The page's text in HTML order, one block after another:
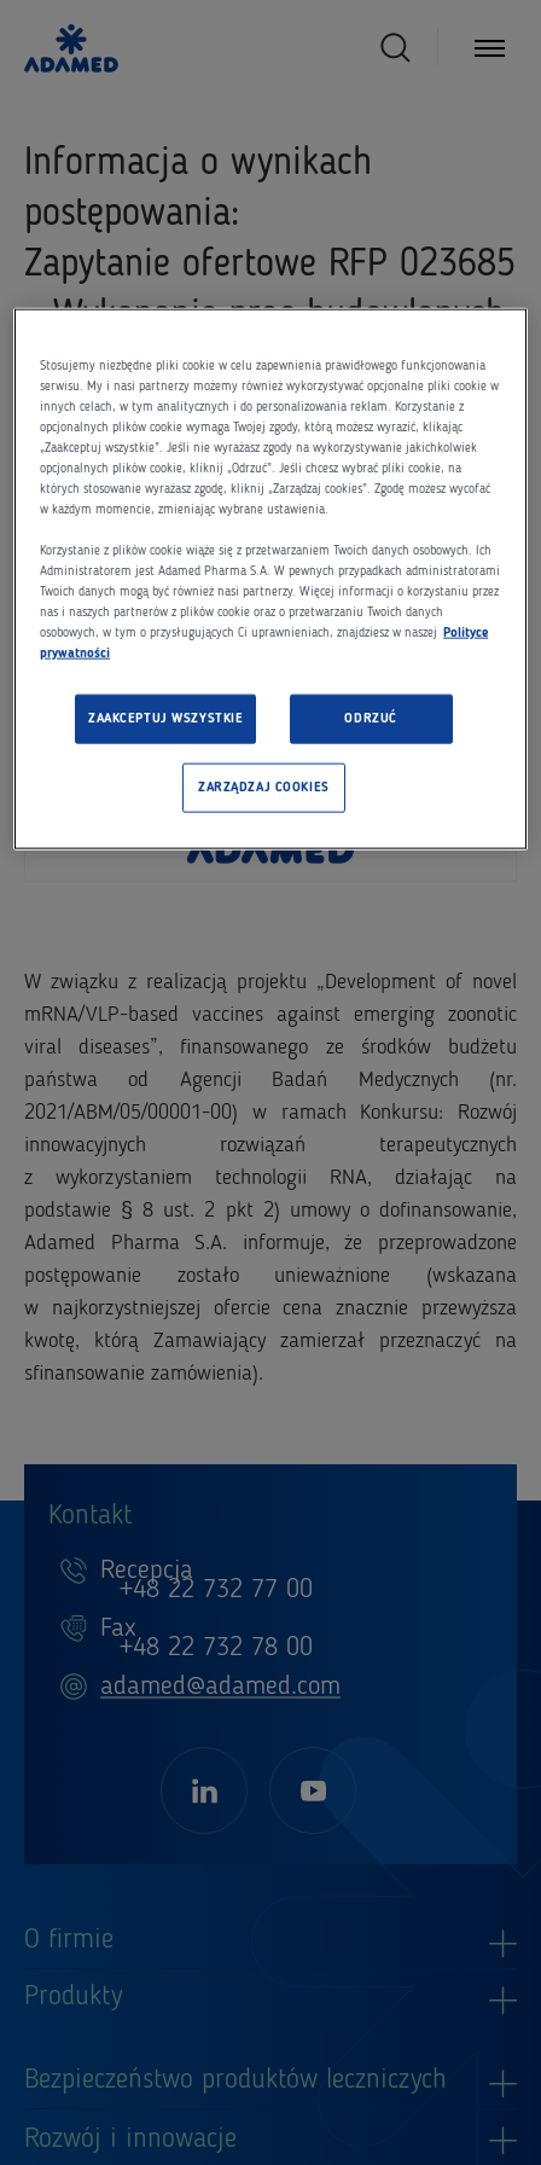
Informacja o wynikach
postępowania:
Zapytanie ofertowe RFP 023685
– Wykonanie prac budowlanych
w Kajetanach w ramach
projektu „Development of novel
mRNA/VLP-based vaccines
against emerging zoonotic viral
diseases”
W związku z realizacją projektu „Development of novel
mRNA/VLP-based vaccines against emerging zoonotic
viral diseases”, finansowanego ze środków budżetu
państwa od Agencji Badań Medycznych (nr.
2021/ABM/05/00001-00) w ramach Konkursu: Rozwój
innowacyjnych rozwiązań terapeutycznych
z wykorzystaniem technologii RNA, działając na
podstawie § 8 ust. 2 pkt 2) umowy o dofinansowanie,
Adamed Pharma S.A. informuje, że przeprowadzone
postępowanie zostało unieważnione (wskazana
w najkorzystniejszej ofercie cena znacznie przewyższa
kwotę, którą Zamawiający zamierzał przeznaczyć na
sfinansowanie zamówienia).
O firmie
Produkty
Bezpieczeństwo produktów leczniczych
Rozwój i innowacje
Kontakt
Recepcja
+48 22 732 77 00
Fax
+48 22 732 78 00
adamed@adamed.com
Stosujemy niezbędne pliki cookie w celu zapewnienia prawidłowego funkcjonowania
serwisu. My i nasi partnerzy możemy również wykorzystywać opcjonalne pliki cookie w
innych celach, w tym analitycznych i do personalizowania reklam. Korzystanie z
opcjonalnych plików cookie wymaga Twojej zgody, którą możesz wyrazić, klikając
„Zaakceptuj wszystkie”. Jeśli nie wyrażasz zgody na wykorzystywanie jakichkolwiek
opcjonalnych plików cookie, kliknij „Odrzuć”. Jeśli chcesz wybrać pliki cookie, na
których stosowanie wyrażasz zgodę, kliknij „Zarządzaj cookies”. Zgodę możesz wycofać
w każdym momencie, zmieniając wybrane ustawienia.
Korzystanie z plików cookie wiąże się z przetwarzaniem Twoich danych osobowych. Ich
Administratorem jest Adamed Pharma S.A. W pewnych przypadkach administratorami
Twoich danych mogą być również nasi partnerzy. Więcej informacji o korzystaniu przez
nas i naszych partnerów z plików cookie oraz o przetwarzaniu Twoich danych
osobowych, w tym o przysługujących Ci uprawnieniach, znajdziesz w naszej Polityce
prywatności
ZAAKCEPTUJ WSZYSTKIE ODRZUĆ
ZARZĄDZAJ COOKIES